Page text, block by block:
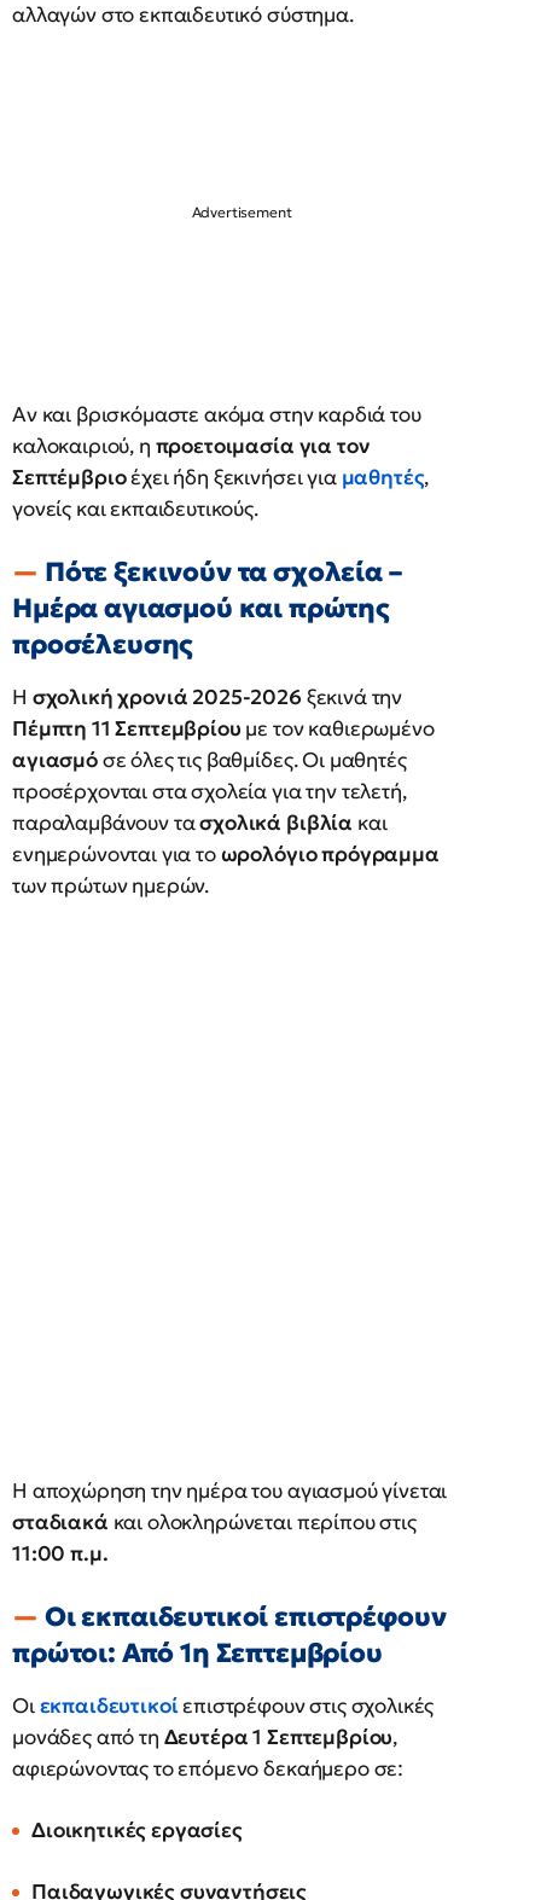
αλλαγών στο εκπαιδευτικό σύστημα.
Αν και βρισκόμαστε ακόμα στην καρδιά του
καλοκαιριού, η προετοιμασία για τον
Σεπτέμβριοέχει ήδη ξεκινήσει για μαθητές,
γονείς και εκπαιδευτικούς.
Πότε ξεκινούν τα σχολεία –
Ημέρα αγιασμού και πρώτης
προσέλευσης
Η σχολική χρονιά 2025-2026 ξεκινά την
Πέμπτη 11 Σεπτεμβρίου με τον καθιερωμένο
αγιασμόσε όλες τις βαθμίδες. Οι μαθητές
προσέρχονται στα σχολεία για την τελετή,
παραλαμβάνουν τασχολικά βιβλία και
ενημερώνονται για τοωρολόγιο πρόγραμμα
των πρώτων ημερών.
Η αποχώρηση την ημέρα του αγιασμού γίνεται
σταδιακά και ολοκληρώνεται περίπου στις
11:00 π.μ.
Οι εκπαιδευτικοί επιστρέφουν
πρώτοι: Από 1η Σεπτεμβρίου
Οιεκπαιδευτικοίεπιστρέφουν στις σχολικές
μονάδες από τη Δευτέρα 1 Σεπτεμβρίου,
αφιερώνοντας το επόμενο δεκαήμερο σε:
Διοικητικές εργασίες
Παιδαγωγικές συναντήσεις